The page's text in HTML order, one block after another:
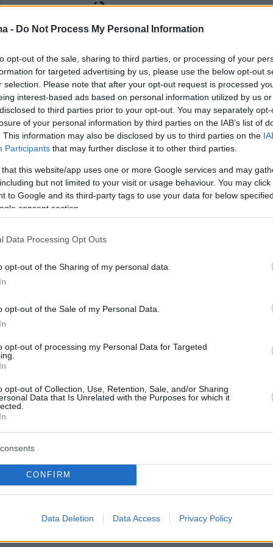
- Do Not Process My Personal Information
opt-out of the sale, sharing to third parties, or processing of your
for targeted advertising by us, please use the below opt-out
selection. Please note that after your opt-out request is processed
interest-based ads based on personal information utilized by us
to third parties prior to your opt-out. You may separately
of your personal information by third parties on the IAB’s list of
This information may also be disclosed by us to third parties on the
Participants that may further disclose it to other third parties.
that this website/app uses one or more Google services and may
but not limited to your visit or usage behaviour. You may
to Google and its third-party tags to use your data for below
consent section.
Data Processing Opt Outs
opt-out of the Sharing of my personal data.
opt-out of the Sale of my Personal Data.
opt-out of processing my Personal Data for Targeted
opt-out of Collection, Use, Retention, Sale, and/or Sharing
Data that Is Unrelated with the Purposes for which it
CONFIRM
Data Deletion Data Access Privacy Policy
οι ανήλικοι
Γυμνάσιο στην επαρχία Λάρνακας,
Αστυνομία ότι ένας μαθητής είχε στο κινητό
εμφανίζεται ο 14χρονος συμμαθητής του
από τις δίδυμες μικρότερες αδελφές του.
ο συμμαθητής του του είχε στείλει σχετικά
και σχετικές διαδικτυακές συνομιλίες.
του κατέθεσαν πως είδαν βίντεο
συνομιλία στοInstagram.
στο τηλέφωνο του μαθητή
την κάμερα της συσκευής που τα πρόβαλλε,
κινητό που κατέγραφε την οθόνη, όπου
η εφαρμογή Instagram. Στο επάνω μέρος
το πρόσωπο του αγοριού. Διακρίνεται το
και κάτω και τα δάχτυλά του χεριού του.
φαίνεται το πρόσωπο του κοριτσιού σε
σεξουαλική πράξη
κατά την Αστυνομία ταιριάζουν με τα
και μάλλον τους ανήκουν.
στο «Σπίτι του Παιδιού» κλήθηκαν οι γονείς
μαζί με τις δίδυμες κόρες τους. Ο ανήλικος
εξέτασησε μία από τις ανήλικες. Στην